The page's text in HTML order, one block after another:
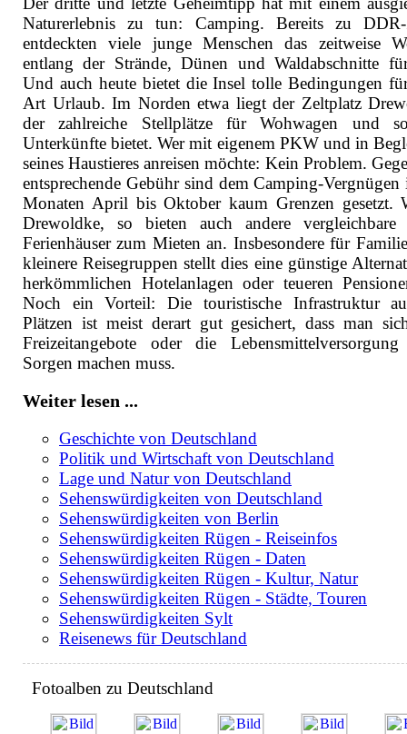
Naturerlebnis zu tun: Camping. Bereits zu DDR-
entdeckten viele junge Menschen das zeitweise
entlang der Strände, Dünen und Waldabschnitte
Und auch heute bietet die Insel tolle Bedingungen
Art Urlaub. Im Norden etwa liegt der Zeltplatz
der zahlreiche Stellplätze für Wohwagen und
Unterkünfte bietet. Wer mit eigenem PKW und in
seines Haustieres anreisen möchte: Kein Problem.
entsprechende Gebühr sind dem Camping-Vergnügen
Monaten April bis Oktober kaum Grenzen gesetzt.
Drewoldke, so bieten auch andere vergleichbare
Ferienhäuser zum Mieten an. Insbesondere für
kleinere Reisegruppen stellt dies eine günstige
herkömmlichen Hotelanlagen oder teueren
Noch ein Vorteil: Die touristische Infrastruktur
Plätzen ist meist derart gut gesichert, dass man
Freizeitangebote oder die
Sorgen machen muss.
Weiter lesen ...
Geschichte von Deutschland
Politik und Wirtschaft von Deutschland
Lage und Natur von Deutschland
Sehenswürdigkeiten von Deutschland
Sehenswürdigkeiten von Berlin
Sehenswürdigkeiten Rügen - Reiseinfos
Sehenswürdigkeiten Rügen - Daten
Sehenswürdigkeiten Rügen - Kultur, Natur
Sehenswürdigkeiten Rügen - Städte, Touren
Sehenswürdigkeiten Sylt
Reisenews für Deutschland
Fotoalben zu Deutschland